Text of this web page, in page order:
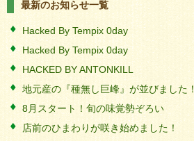
最新のお知らせ一覧
Hacked By Tempix 0day
Hacked By Tempix 0day
HACKED BY ANTONKILL
地元産の『種無し巨峰』が並びました！
8月スタート！旬の味覚勢ぞろい
店前のひまわりが咲き始めました！